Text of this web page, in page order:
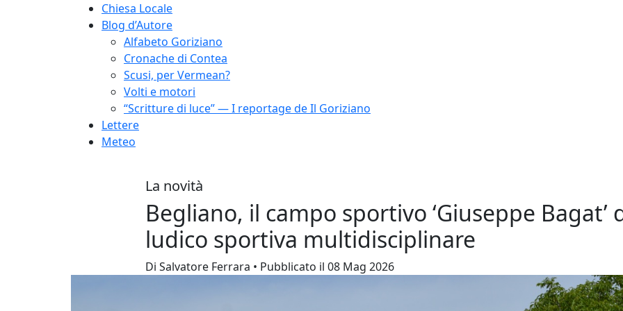
Chiesa Locale
Blog d’Autore
Alfabeto Goriziano
Cronache di Contea
Scusi, per Vermean?
Volti e motori
“Scritture di luce” — I reportage de Il Goriziano
Lettere
Meteo
La novità
Begliano, il campo sportivo ‘Giuseppe Bagat’
ludico sportiva multidisciplinare
Di Salvatore Ferrara • Pubblicato il 08 Mag 2026